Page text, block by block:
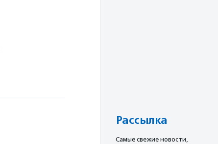
Рассылка
Cамые свежие новости,